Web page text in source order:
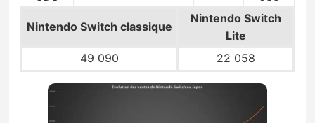
Nintendo Switch classique
Nintendo Switch
Lite
49 090
22 058